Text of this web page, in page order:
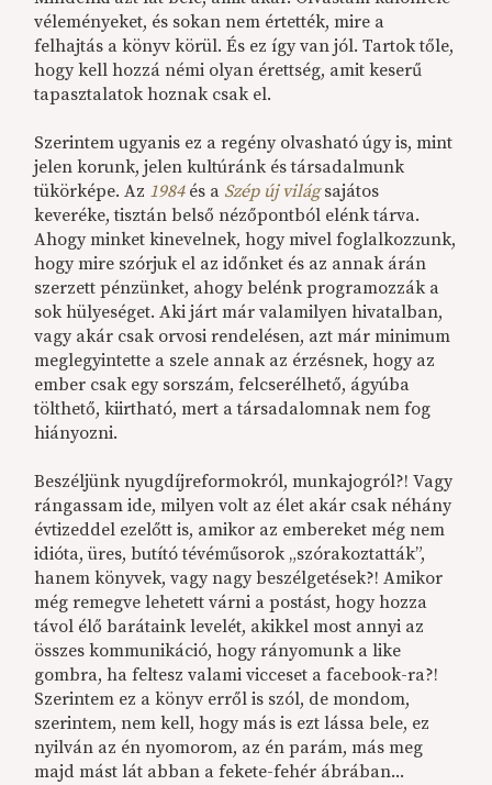
véleményeket, és sokan nem értették, mire a
felhajtás a könyv körül. És ez így van jól. Tartok tőle,
hogy kell hozzá némi olyan érettség, amit keserű
tapasztalatok hoznak csak el.
Szerintem ugyanis ez a regény olvasható úgy is, mint
jelen korunk, jelen kultúránk és társadalmunk
tükörképe. Az 1984és a Szép új világsajátos
keveréke, tisztán belső nézőpontból elénk tárva.
Ahogy minket kinevelnek, hogy mivel foglalkozzunk,
hogy mire szórjuk el az időnket és az annak árán
szerzett pénzünket, ahogy belénk programozzák a
sok hülyeséget. Aki járt már valamilyen hivatalban,
vagy akár csak orvosi rendelésen, azt már minimum
meglegyintette a szele annak az érzésnek, hogy az
ember csak egy sorszám, felcserélhető, ágyúba
tölthető, kiirtható, mert a társadalomnak nem fog
hiányozni.
Beszéljünk nyugdíjreformokról, munkajogról?! Vagy
rángassam ide, milyen volt az élet akár csak néhány
évtizeddel ezelőtt is, amikor az embereket még nem
idióta, üres, butító tévéműsorok „szórakoztatták”,
hanem könyvek, vagy nagy beszélgetések?! Amikor
még remegve lehetett várni a postást, hogy hozza
távol élő barátaink levelét, akikkel most annyi az
összes kommunikáció, hogy rányomunk a like
gombra, ha feltesz valami vicceset a facebook-ra?!
Szerintem ez a könyv erről is szól, de mondom,
szerintem, nem kell, hogy más is ezt lássa bele, ez
nyilván az én nyomorom, az én parám, más meg
majd mást lát abban a fekete-fehér ábrában...